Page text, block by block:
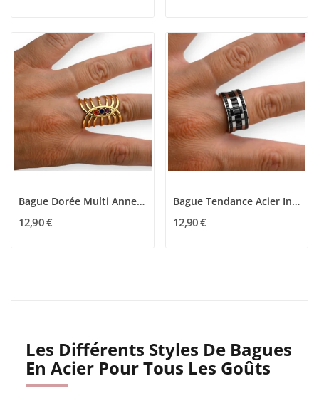
Bague Dorée Multi Anneaux avec 3 Pierres Colorées
12,90 €
Bague Tendance Acier Inoxydable Pierres Noires...
12,90 €
Les Différents Styles De Bagues
En Acier Pour Tous Les Goûts